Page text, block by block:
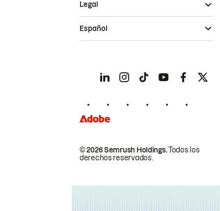
© 2026 Semrush Holdings.Todos los
derechos reservados.
Legal
Español